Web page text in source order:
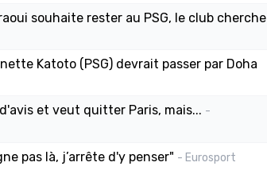
souhaite rester au PSG, le club cherche
Katoto (PSG) devrait passer par Doha
et veut quitter Paris, mais... -
pas là, j’arrête d'y penser" - Eurosport